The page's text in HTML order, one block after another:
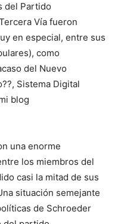
del Partido
Vía fueron
en especial, entre sus
como
del Nuevo
Sistema Digital
blog
una enorme
los miembros del
casi la mitad de sus
situación semejante
de Schroeder